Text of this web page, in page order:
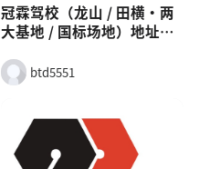
冠霖驾校（龙山 / 田横・两
大基地 / 国标场地）地址
13200㎡）地址 2：田横环
海路北（35811㎡国标场
156xxxx9087（报名）简
介：2018 年成立，双场地、
设施全、20 + 资深教练，合
btd5551